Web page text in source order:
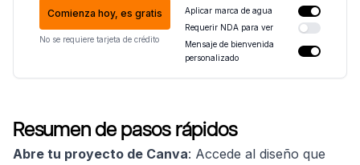
Comienza hoy, es gratis
No se requiere tarjeta de crédito
Aplicar marca de agua
Requerir NDA para ver
Mensaje de bienvenida
personalizado
Resumen de pasos rápidos
Abre tu proyecto de Canva: Accede al diseño que